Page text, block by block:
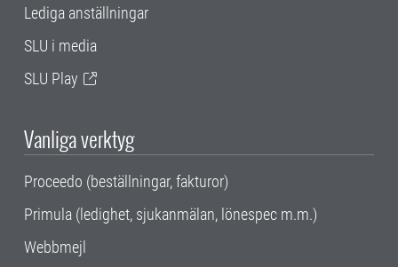
Lediga anställningar
SLU i media
SLU Play
Vanliga verktyg
Proceedo (beställningar, fakturor)
Primula (ledighet, sjukanmälan, lönespec m.m.)
Webbmejl